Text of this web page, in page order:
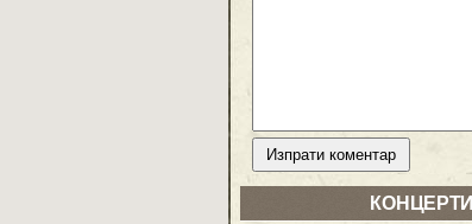
КОНЦЕРТИ